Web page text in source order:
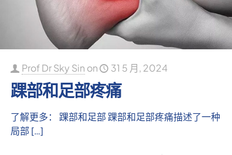
Prof Dr Sky Sin on 31 5 月, 2024
踝部和足部疼痛
了解更多： 踝部和足部 踝部和足部疼痛描述了一种
局部 […]